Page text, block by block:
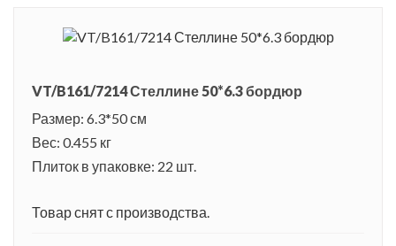
VT/B161/7214 Стеллине 50*6.3 бордюр
Размер: 6.3*50 см
Вес: 0.455 кг
Плиток в упаковке: 22 шт.
Товар снят с производства.